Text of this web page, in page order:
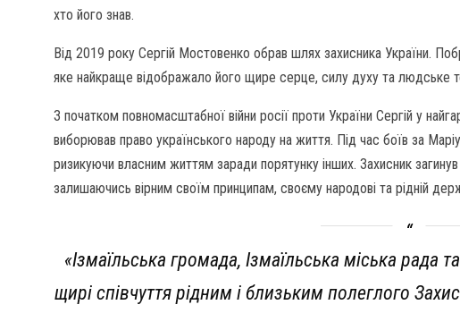
хто його знав.
Від 2019 року Сергій Мостовенко обрав шлях захисника України.
яке найкраще відображало його щире серце, силу духу та людське
З початком повномасштабної війни росії проти України Сергій у
виборював право українського народу на життя. Під час боїв за
ризикуючи власним життям заради порятунку інших. Захисник
залишаючись вірним своїм принципам, своєму народові та рідній
«Ізмаїльська громада, Ізмаїльська міська рада
щирі співчуття рідним і близьким полеглого